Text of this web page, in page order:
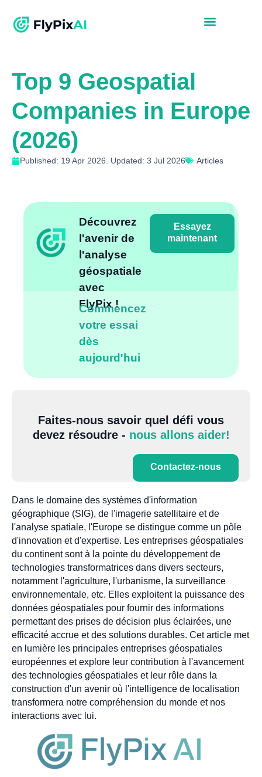
Top 9 Geospatial
Companies in Europe
(2026)
Published: 19 Apr 2026. Updated: 3 Jul 2026 Articles
Découvrez
l'avenir de
l'analyse
géospatiale
avec
FlyPix !
Commencez
votre essai
dès
aujourd'hui
Essayez
maintenant
Faites-nous savoir quel défi vous
devez résoudre - nous allons aider!
Contactez-nous
Dans le domaine des systèmes d'information
géographique (SIG), de l'imagerie satellitaire et de
l'analyse spatiale, l'Europe se distingue comme un pôle
d'innovation et d'expertise. Les entreprises géospatiales
du continent sont à la pointe du développement de
technologies transformatrices dans divers secteurs,
notamment l'agriculture, l'urbanisme, la surveillance
environnementale, etc. Elles exploitent la puissance des
données géospatiales pour fournir des informations
permettant des prises de décision plus éclairées, une
efficacité accrue et des solutions durables. Cet article met
en lumière les principales entreprises géospatiales
européennes et explore leur contribution à l'avancement
des technologies géospatiales et leur rôle dans la
construction d'un avenir où l'intelligence de localisation
transformera notre compréhension du monde et nos
interactions avec lui.